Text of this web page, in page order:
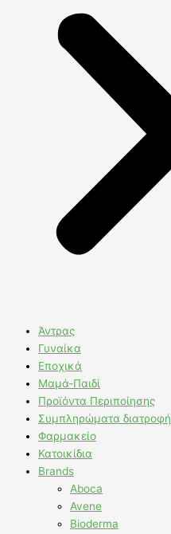
Άντρας
Γυναίκα
Εποχικά
Μαμά-Παιδί
Προϊόντα Περιποίησης
Συμπληρώματα
Φαρμακείο
Κατοικίδια
Brands
Aboca
Avene
Bioderma